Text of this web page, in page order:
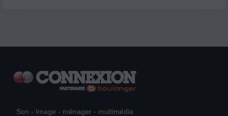
Son - Image - ménager - multimédia